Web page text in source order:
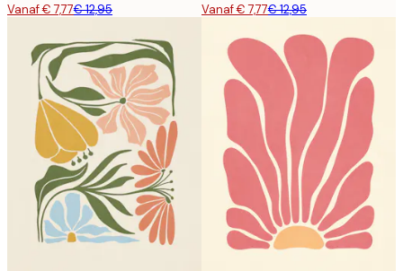
Vanaf € 7,77€ 12,95 Vanaf € 7,77€ 12,95